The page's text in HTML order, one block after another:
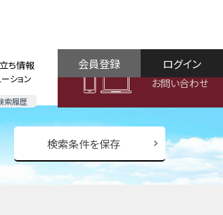
ション
索履歴
ち情報
お問い合わせ
ログイン
会員登録
検索条件を保存